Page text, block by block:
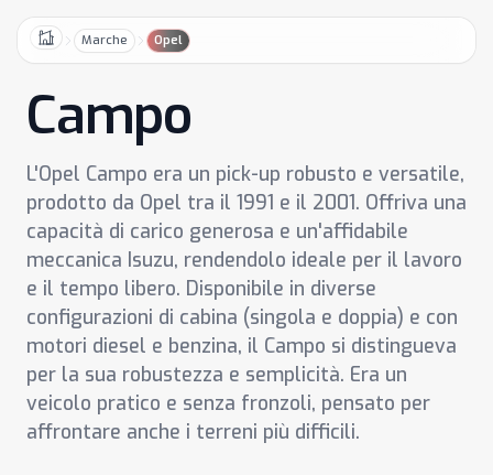
HomeMarche Opel
Campo
L'Opel Campo era un pick-up robusto e versatile,
prodotto da Opel tra il 1991 e il 2001. Offriva una
capacità di carico generosa e un'affidabile
meccanica Isuzu, rendendolo ideale per il lavoro
e il tempo libero. Disponibile in diverse
configurazioni di cabina (singola e doppia) e con
motori diesel e benzina, il Campo si distingueva
per la sua robustezza e semplicità. Era un
veicolo pratico e senza fronzoli, pensato per
affrontare anche i terreni più difficili.